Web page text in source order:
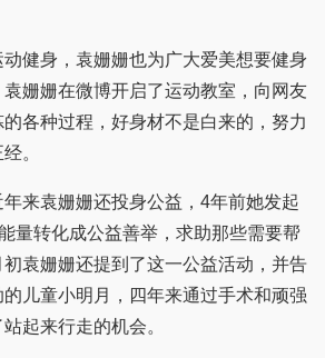
身，袁姗姗也为广大爱美想要健身
姗姗在微博开启了运动教室，向网友
各种过程，好身材不是白来的，努力
。
袁姗姗还投身公益，4年前她发起
量转化成公益善举，求助那些需要帮
袁姗姗还提到了这一公益活动，并告
儿童小明月，四年来通过手术和顽强
起来行走的机会。